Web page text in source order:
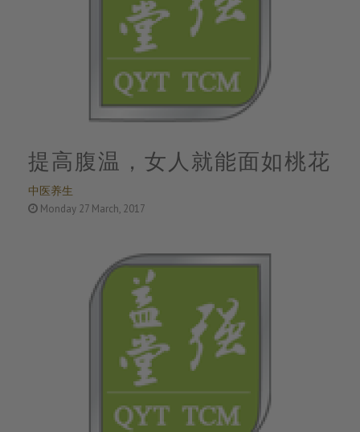
中医养生
提高腹温，女人就能面如桃花
Monday 27 March, 2017